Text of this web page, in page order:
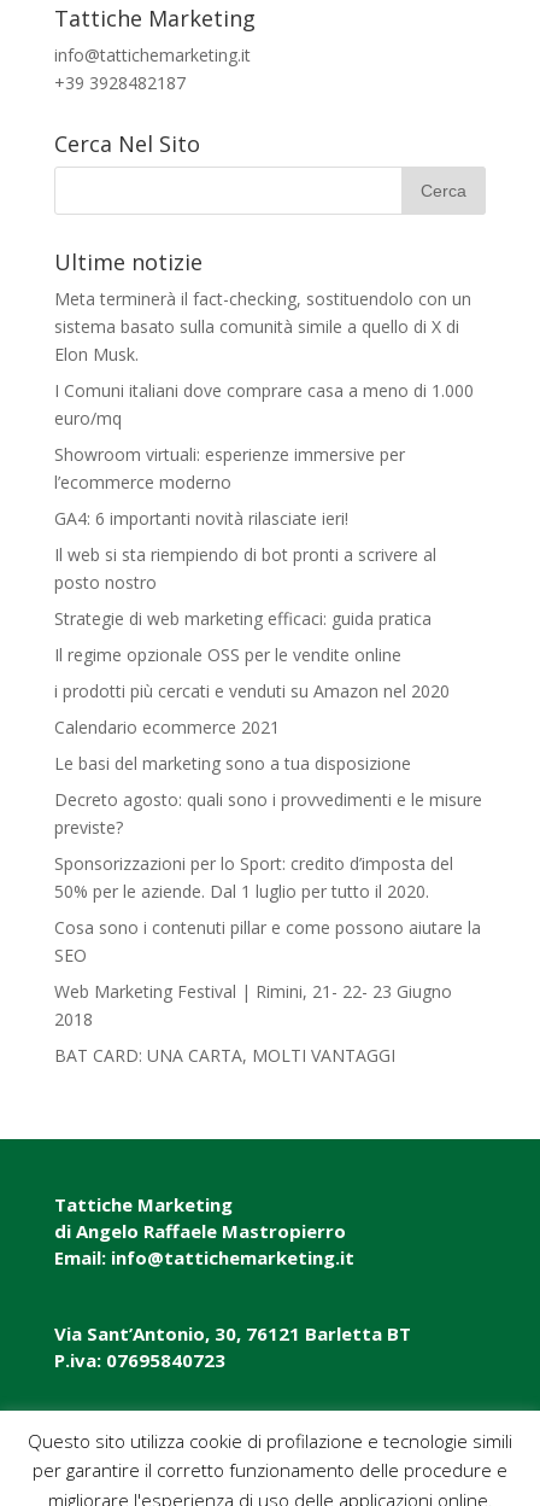
Tattiche Marketing
info@tattichemarketing.it
+39 3928482187
Cerca Nel Sito
Ultime notizie
Meta terminerà il fact-checking, sostituendolo con un
sistema basato sulla comunità simile a quello di X di
Elon Musk.
I Comuni italiani dove comprare casa a meno di 1.000
euro/mq
Showroom virtuali: esperienze immersive per
l’ecommerce moderno
GA4: 6 importanti novità rilasciate ieri!
Il web si sta riempiendo di bot pronti a scrivere al
posto nostro
Strategie di web marketing efficaci: guida pratica
Il regime opzionale OSS per le vendite online
i prodotti più cercati e venduti su Amazon nel 2020
Calendario ecommerce 2021
Le basi del marketing sono a tua disposizione
Decreto agosto: quali sono i provvedimenti e le misure
previste?
Sponsorizzazioni per lo Sport: credito d’imposta del
50% per le aziende. Dal 1 luglio per tutto il 2020.
Cosa sono i contenuti pillar e come possono aiutare la
SEO
Web Marketing Festival | Rimini, 21- 22- 23 Giugno
2018‎
BAT CARD: UNA CARTA, MOLTI VANTAGGI
Tattiche Marketing
di Angelo Raffaele Mastropierro
Email: info@tattichemarketing.it
Via Sant’Antonio, 30, 76121 Barletta BT
P.iva: 07695840723
P.iva: 07695840723
Pec: tattichemarketing@pec.it
Questo sito utilizza cookie di profilazione e tecnologie simili
per garantire il corretto funzionamento delle procedure e
migliorare l'esperienza di uso delle applicazioni online.